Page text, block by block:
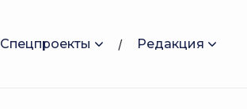
Спецпроекты Редакция